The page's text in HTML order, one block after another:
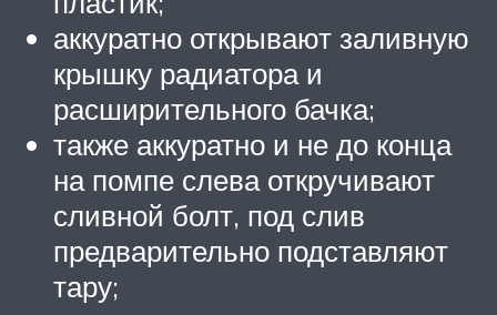
аккуратно открывают заливную
крышку радиатора и
расширительного бачка;
также аккуратно и не до конца
на помпе слева откручивают
сливной болт, под слив
предварительно подставляют
тару;